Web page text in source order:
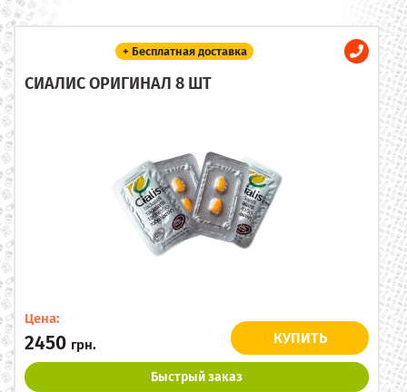
+ Бесплатная доставка
СИАЛИС ОРИГИНАЛ 8 ШТ
Цена:
2450 грн. КУПИТЬ
Быстрый заказ